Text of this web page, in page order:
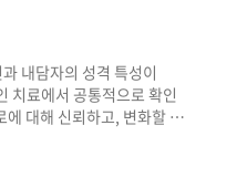
내담자의 성격 특성이
치료에서 공통적으로 확인
대해 신뢰하고, 변화할 수
리치료 장면에서 치료